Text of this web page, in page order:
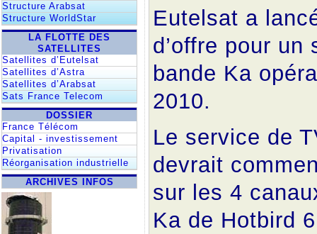
Structure Arabsat
Structure WorldStar
LA FLOTTE DES
SATELLITES
Satellites d’Eutelsat
Satellites d’Astra
Satellites d’Arabsat
Sats France Telecom
DOSSIER
France Télécom
Capital - investissement
Privatisation
Réorganisation industrielle
ARCHIVES INFOS
Eutelsat a
d’offre pour un
bande Ka
2010.
Le service de
devrait
sur les 4
Ka de Hotbird